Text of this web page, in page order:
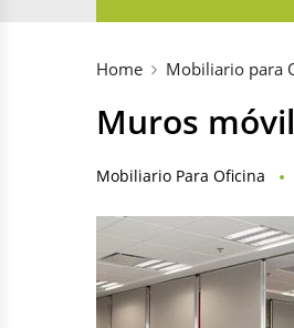
Home Mobiliario para
Muros
Mobiliario Para Oficina